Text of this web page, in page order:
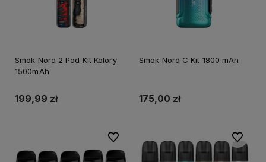
Smok Nord 2 Pod Kit Kolory
1500mAh
199,99 zł
Smok Nord C Kit 1800 mAh
175,00 zł
Do ulubionych Do